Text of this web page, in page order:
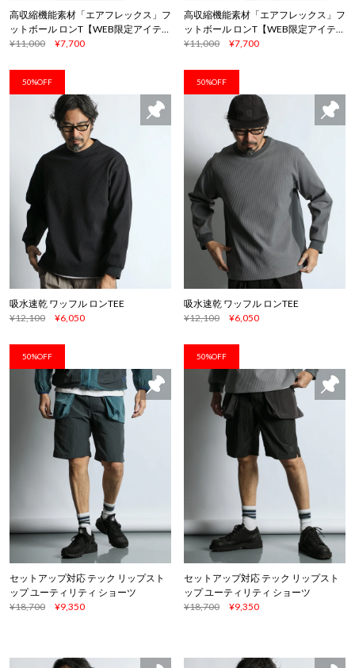
高収縮機能素材「エアフレックス」フ
ットボール ロンT【WEB限定アイテ
ム】
¥11,000 ¥7,700
高収縮機能素材「エアフレックス」フ
ットボール ロンT【WEB限定アイテ
ム】
¥11,000 ¥7,700
50%OFF
吸水速乾 ワッフル ロンTEE
¥12,100
¥6,050
50%OFF
吸水速乾 ワッフル ロンTEE
¥12,100
¥6,050
50%OFF
セットアップ対応 テック リップスト
ップ ユーティリティ ショーツ
¥18,700
¥9,350
50%OFF
セットアップ対応 テック リップスト
ップ ユーティリティ ショーツ
¥18,700
¥9,350